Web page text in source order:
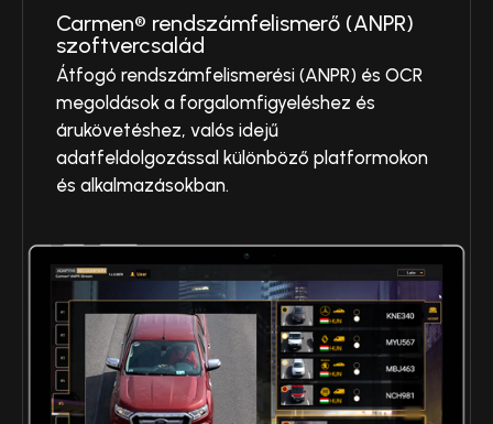
Carmen® rendszámfelismerő (ANPR)
szoftvercsalád
Átfogó rendszámfelismerési (ANPR) és OCR
megoldások a forgalomfigyeléshez és
árukövetéshez, valós idejű
adatfeldolgozással különböző platformokon
és alkalmazásokban.